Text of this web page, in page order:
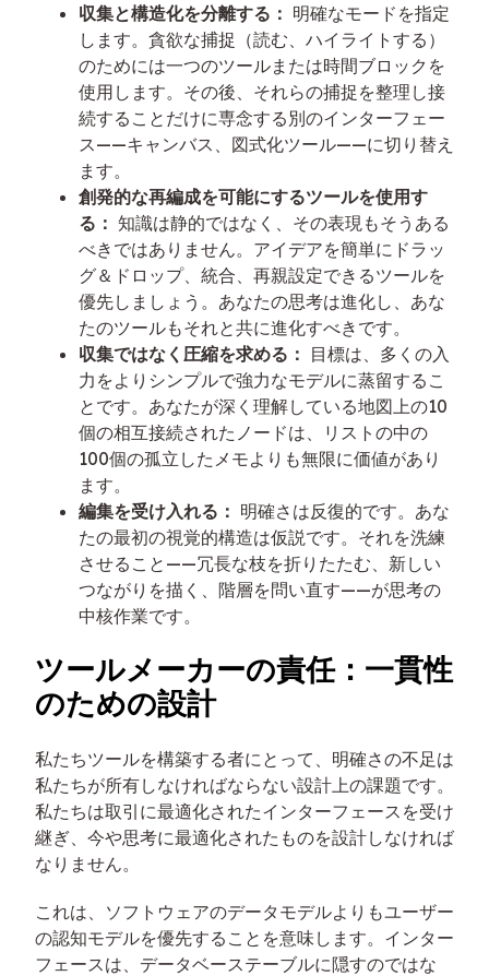
収集と構造化を分離する： 明確なモードを指定
します。貪欲な捕捉（読む、ハイライトする）
のためには一つのツールまたは時間ブロックを
使用します。その後、それらの捕捉を整理し接
続することだけに専念する別のインターフェー
ス——キャンバス、図式化ツール——に切り替え
ます。
創発的な再編成を可能にするツールを使用す
る： 知識は静的ではなく、その表現もそうある
べきではありません。アイデアを簡単にドラッ
グ＆ドロップ、統合、再親設定できるツールを
優先しましょう。あなたの思考は進化し、あな
たのツールもそれと共に進化すべきです。
収集ではなく圧縮を求める： 目標は、多くの入
力をよりシンプルで強力なモデルに蒸留するこ
とです。あなたが深く理解している地図上の10
個の相互接続されたノードは、リストの中の
100個の孤立したメモよりも無限に価値があり
ます。
編集を受け入れる： 明確さは反復的です。あな
たの最初の視覚的構造は仮説です。それを洗練
させること——冗長な枝を折りたたむ、新しい
つながりを描く、階層を問い直す——が思考の
中核作業です。
ツールメーカーの責任：一貫性
のための設計
私たちツールを構築する者にとって、明確さの不足は
私たちが所有しなければならない設計上の課題です。
私たちは取引に最適化されたインターフェースを受け
継ぎ、今や思考に最適化されたものを設計しなければ
なりません。
これは、ソフトウェアのデータモデルよりもユーザー
の認知モデルを優先することを意味します。インター
フェースは、データベーステーブルに隠すのではな